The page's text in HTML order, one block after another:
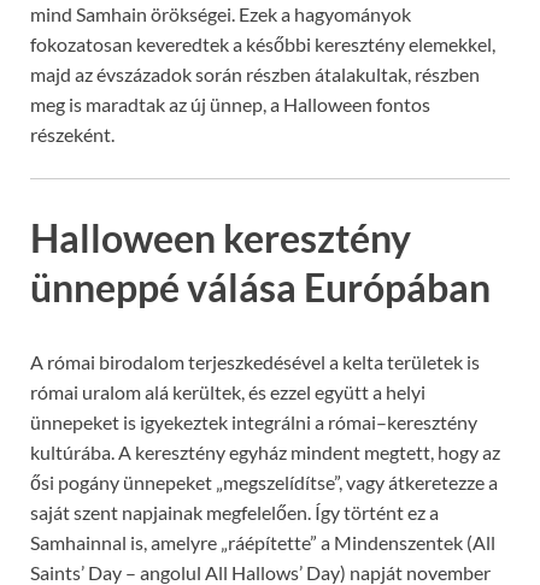
mind Samhain örökségei. Ezek a hagyományok
fokozatosan keveredtek a későbbi keresztény elemekkel,
majd az évszázadok során részben átalakultak, részben
meg is maradtak az új ünnep, a Halloween fontos
részeként.
Halloween keresztény
ünneppé válása Európában
A római birodalom terjeszkedésével a kelta területek is
római uralom alá kerültek, és ezzel együtt a helyi
ünnepeket is igyekeztek integrálni a római–keresztény
kultúrába. A keresztény egyház mindent megtett, hogy az
ősi pogány ünnepeket „megszelídítse”, vagy átkeretezze a
saját szent napjainak megfelelően. Így történt ez a
Samhainnal is, amelyre „ráépítette” a Mindenszentek (All
Saints’ Day – angolul All Hallows’ Day) napját november